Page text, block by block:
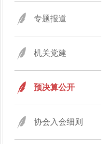
专题报道
机关党建
预决算公开
协会入会细则